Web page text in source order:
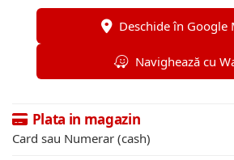
Deschide în Google
Navighează cu
Plata in magazin
Card sau Numerar (cash)